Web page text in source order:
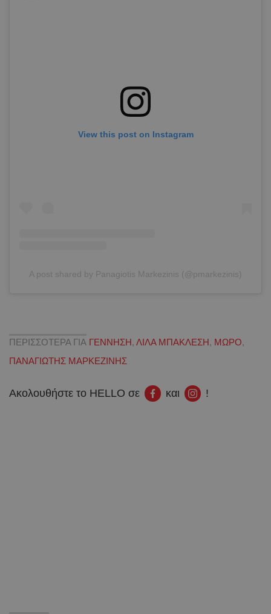
View this post on Instagram
A post shared by Panagiotis Markezinis (@pmarkezinis)
ΠΕΡΙΣΣΟΤΕΡΑ ΓΙΑ ΓΕΝΝΗΣΗ, ΛΙΛΑ ΜΠΑΚΛΕΣΗ, ΜΩΡΟ,
ΠΑΝΑΓΙΩΤΗΣ ΜΑΡΚΕΖΙΝΗΣ
Ακολουθήστε το HELLO σε και !